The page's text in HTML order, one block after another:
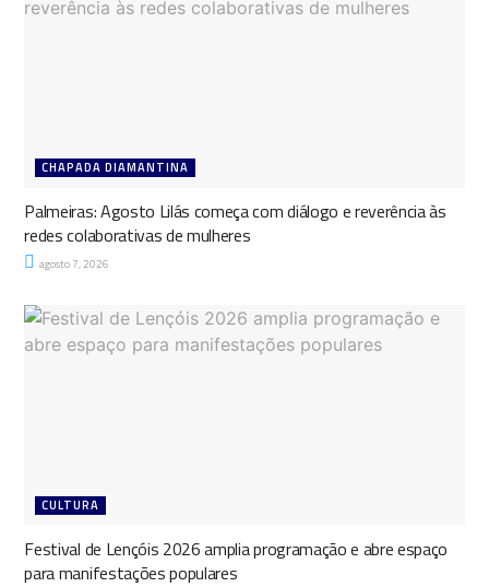
CHAPADA DIAMANTINA
Palmeiras: Agosto Lilás começa com diálogo e reverência às
redes colaborativas de mulheres
agosto 7, 2026
CULTURA
Festival de Lençóis 2026 amplia programação e abre espaço
para manifestações populares